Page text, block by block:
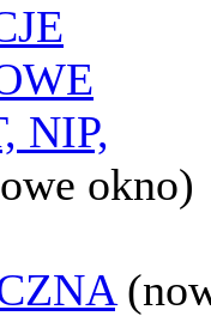
NIP,
okno)